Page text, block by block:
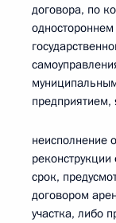
договора, по
предприятием,
неисполнение
срок,
договором
участка, либо